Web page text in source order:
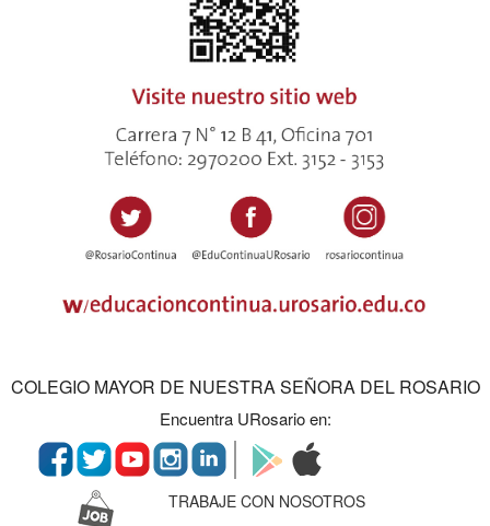
COLEGIO MAYOR DE NUESTRA SEÑORA DEL ROSARIO
Encuentra URosario en:
TRABAJE CON NOSOTROS